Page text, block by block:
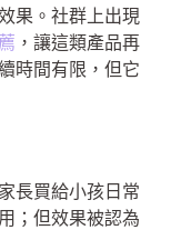
果。社群上出現
，讓這類產品再
時間有限，但它
長買給小孩日常
；但效果被認為